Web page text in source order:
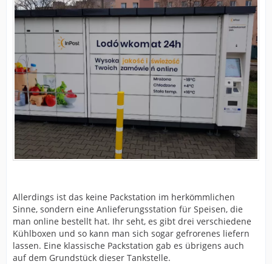
Allerdings ist das keine Packstation im herkömmlichen
Sinne, sondern eine Anlieferungsstation für Speisen, die
man online bestellt hat. Ihr seht, es gibt drei verschiedene
Kühlboxen und so kann man sich sogar gefrorenes liefern
lassen. Eine klassische Packstation gab es übrigens auch
auf dem Grundstück dieser Tankstelle.